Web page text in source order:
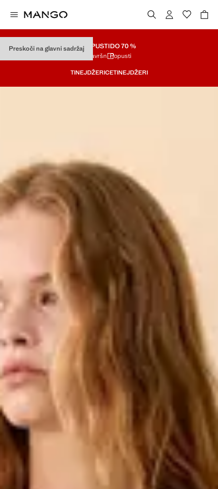
Preskoči na glavni sadržajPOPUSTIDO 70 %
Završni Popusti
TINEJDŽERICETINEJDŽERI